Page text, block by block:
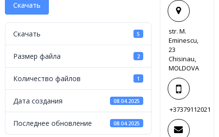
Скачать
Скачать 5
Размер файла 2
Количество файлов 1
Дата создания 08.04.2025
Последнее обновление 08.04.2025
str. M.
Eminescu,
23
Chisinau,
MOLDOVA
+37379112021